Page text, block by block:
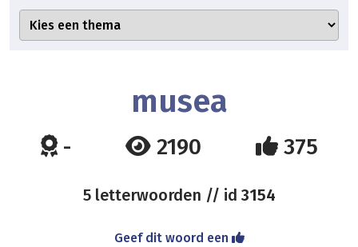
musea
- 2190 375
5 letterwoorden // id 3154
Geef dit woord een